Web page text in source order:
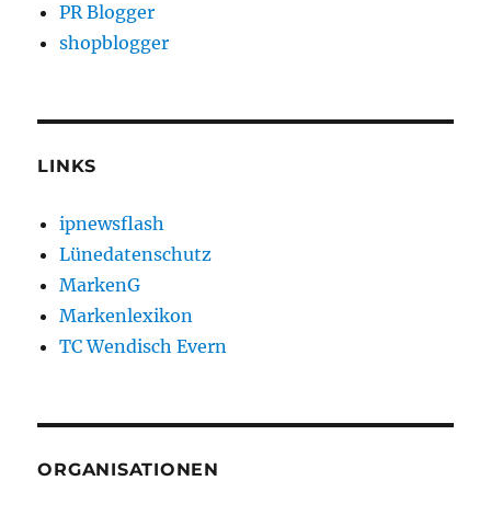
PR Blogger
shopblogger
LINKS
ipnewsflash
Lünedatenschutz
MarkenG
Markenlexikon
TC Wendisch Evern
ORGANISATIONEN